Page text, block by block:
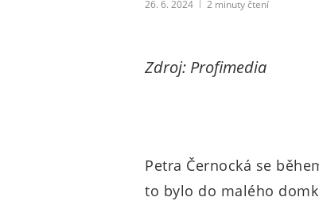
26. 6. 2024 2 minuty čtení
Zdroj: Profimedia
Petra Černocká se
to bylo do malého